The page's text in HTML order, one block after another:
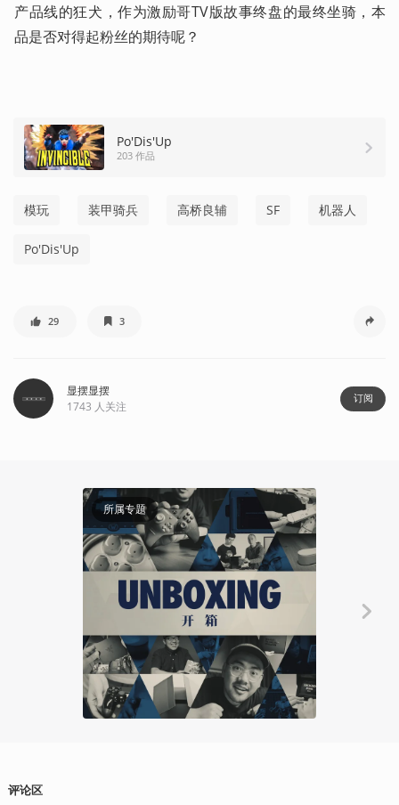
产品线的狂犬，作为激励哥TV版故事终盘的最终坐骑，本
品是否对得起粉丝的期待呢？
Po'Dis'Up
203 作品
模玩 装甲骑兵 高桥良辅 SF 机器人
Po'Dis'Up
29 3
显摆显摆
1743 人关注
订阅
所属专题
显摆显摆
评论区